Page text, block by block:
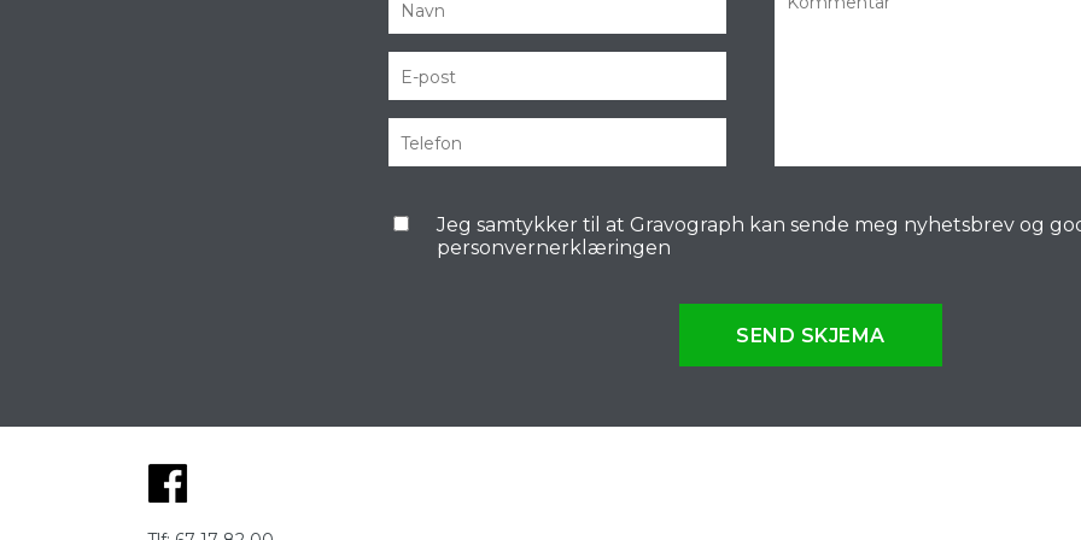
Jeg samtykker til at Gravograph kan sende meg nyhetsbrev og
personvernerklæringen
SEND SKJEMA